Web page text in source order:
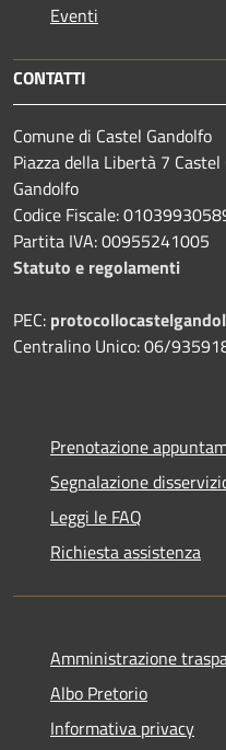
Eventi
CONTATTI
Comune di Castel Gandolfo
Piazza della Libertà 7
Gandolfo
Codice Fiscale:
Partita IVA: 00955241005
Statuto e regolamenti
PEC:
Centralino Unico: 06/
Prenotazione
Segnalazione
Leggi le FAQ
Richiesta assistenza
Amministrazione
Albo Pretorio
Informativa privacy